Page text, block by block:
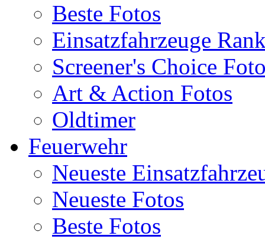
Beste Fotos
Einsatzfahrzeuge
Screener's Choice
Art & Action Fotos
Oldtimer
Feuerwehr
Neueste
Neueste Fotos
Beste Fotos